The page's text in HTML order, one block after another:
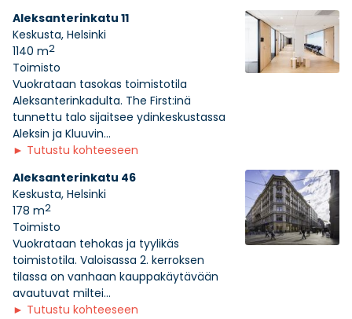
Aleksanterinkatu 11
Keskusta, Helsinki
1140 m2
Toimisto
Vuokrataan tasokas toimistotila
Aleksanterinkadulta. The First:inä
tunnettu talo sijaitsee ydinkeskustassa
Aleksin ja Kluuvin...
► Tutustu kohteeseen
Aleksanterinkatu 46
Keskusta, Helsinki
178 m2
Toimisto
Vuokrataan tehokas ja tyylikäs
toimistotila. Valoisassa 2. kerroksen
tilassa on vanhaan kauppakäytävään
avautuvat miltei...
► Tutustu kohteeseen